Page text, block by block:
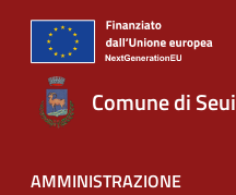
Comune di Seui
AMMINISTRAZIONE